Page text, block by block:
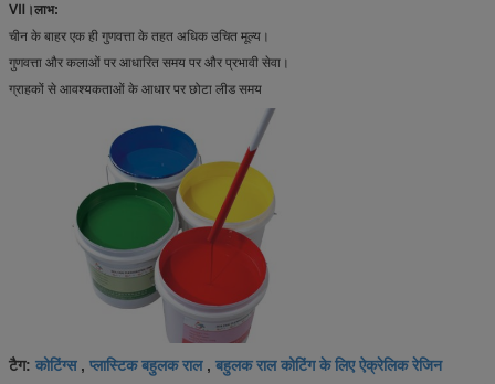
Ⅶ।लाभ:
चीन के बाहर एक ही गुणवत्ता के तहत अधिक उचित मूल्य।
गुणवत्ता और कलाओं पर आधारित समय पर और प्रभावी सेवा।
ग्राहकों से आवश्यकताओं के आधार पर छोटा लीड समय
टैग: कोटिंग्स, प्लास्टिक बहुलक राल, बहुलक राल कोटिंग के लिए ऐक्रेलिक रेजिन